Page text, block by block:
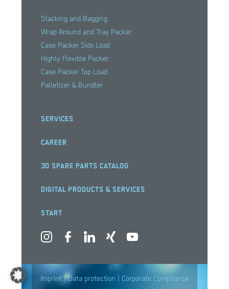
Stacking and Bagging
Wrap Around and Tray Packer
Case Packer Side Load
Highly Flexible Packer
Case Packer Top Load
Palletizer & Bundler
SERVICES
CAREER
3D SPARE PARTS CATALOG
DIGITAL PRODUCTS & SERVICES
START
Imprint|Data protection Corporate Compliance